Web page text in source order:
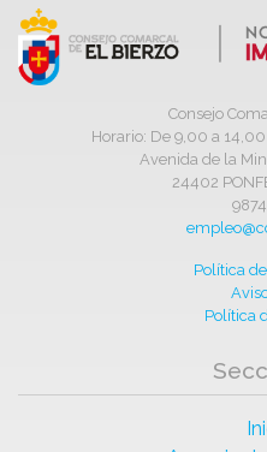
Consejo
Horario: De 9,00 a
Avenida de la
24402
Política
Política